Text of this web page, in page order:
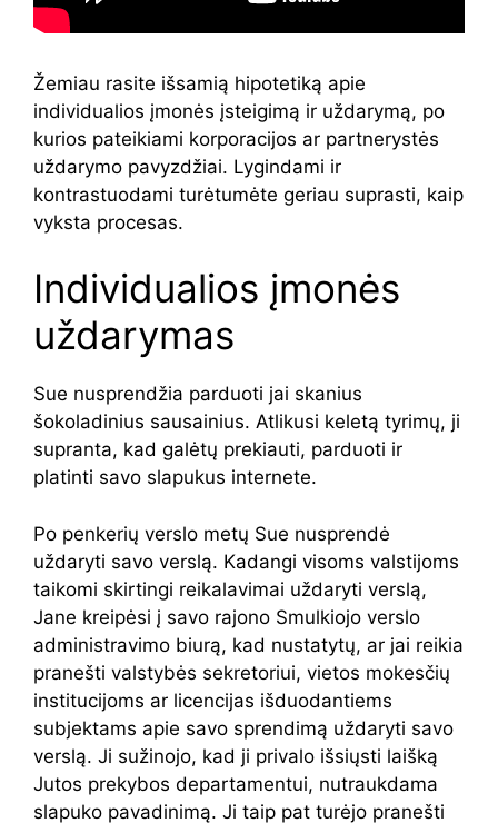
Žemiau rasite išsamią hipotetiką apie
individualios įmonės įsteigimą ir uždarymą, po
kurios pateikiami korporacijos ar partnerystės
uždarymo pavyzdžiai. Lygindami ir
kontrastuodami turėtumėte geriau suprasti, kaip
vyksta procesas.
Individualios įmonės
uždarymas
Sue nusprendžia parduoti jai skanius
šokoladinius sausainius. Atlikusi keletą tyrimų, ji
supranta, kad galėtų prekiauti, parduoti ir
platinti savo slapukus internete.
Po penkerių verslo metų Sue nusprendė
uždaryti savo verslą. Kadangi visoms valstijoms
taikomi skirtingi reikalavimai uždaryti verslą,
Jane kreipėsi į savo rajono Smulkiojo verslo
administravimo biurą, kad nustatytų, ar jai reikia
pranešti valstybės sekretoriui, vietos mokesčių
institucijoms ar licencijas išduodantiems
subjektams apie savo sprendimą uždaryti savo
verslą. Ji sužinojo, kad ji privalo išsiųsti laišką
Jutos prekybos departamentui, nutraukdama
slapuko pavadinimą. Ji taip pat turėjo pranešti